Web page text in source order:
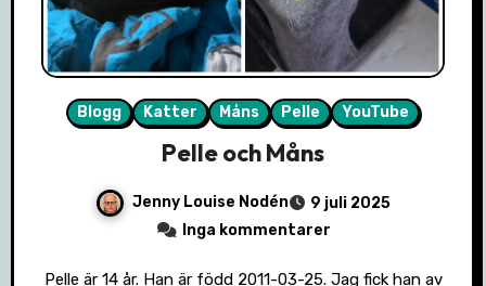
Blogg Katter Måns Pelle YouTube
Pelle och Måns
Jenny Louise Nodén
9 juli 2025
Inga kommentarer
Pelle är 14 år. Han är född 2011-03-25. Jag fick han av